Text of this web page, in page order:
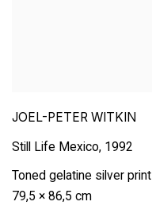
JOEL-PETER WITKIN
Still Life Mexico, 1992
Toned gelatine silver print
79,5 × 86,5 cm